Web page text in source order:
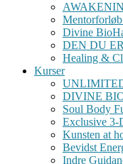
Divine
DEN DU
Healing &
Kurser
DIVINE
Soul Body
Exclusive 3-
Kunsten at
Bevidst
Indre